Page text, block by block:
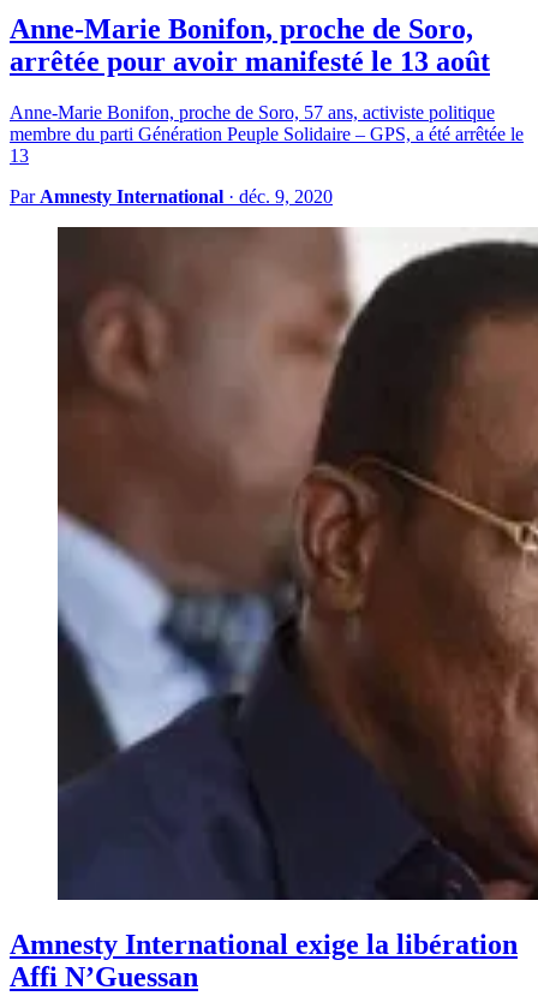
Anne-Marie Bonifon, proche de Soro,
arrêtée pour avoir manifesté le 13 août
Anne-Marie Bonifon, proche de Soro, 57 ans, activiste politique
membre du parti Génération Peuple Solidaire – GPS, a été arrêtée le
13
Par Amnesty International · déc. 9, 2020
Amnesty International exige la libération
Affi N’Guessan